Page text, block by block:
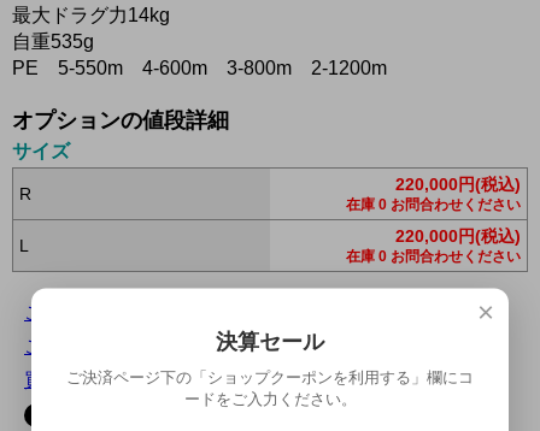
最大ドラグ力14kg
自重535g
PE 5-550m 4-600m 3-800m 2-1200m
オプションの値段詳細
サイズ
R 220,000円(税込)
在庫 0 お問合わせください
L 220,000円(税込)
在庫 0 お問合わせください
この商品について問い合わせる
この商品を友達に教える
買い物を続ける
×
決算セール
ご決済ページ下の「ショップクーポンを利用する」欄にコ
ードをご入力ください。